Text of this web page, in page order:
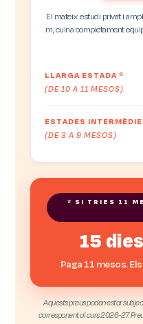
El mateix estudi privat i
m, cuina completament
LLARGA ESTADA*
(DE 10 A 11 MESOS)
ESTADES
(DE 3 A 9 MESOS)
* SI TRIES 11
15
Paga 11 mesos.
Aquests preus poden estar
corresponent al curs 2026-27.